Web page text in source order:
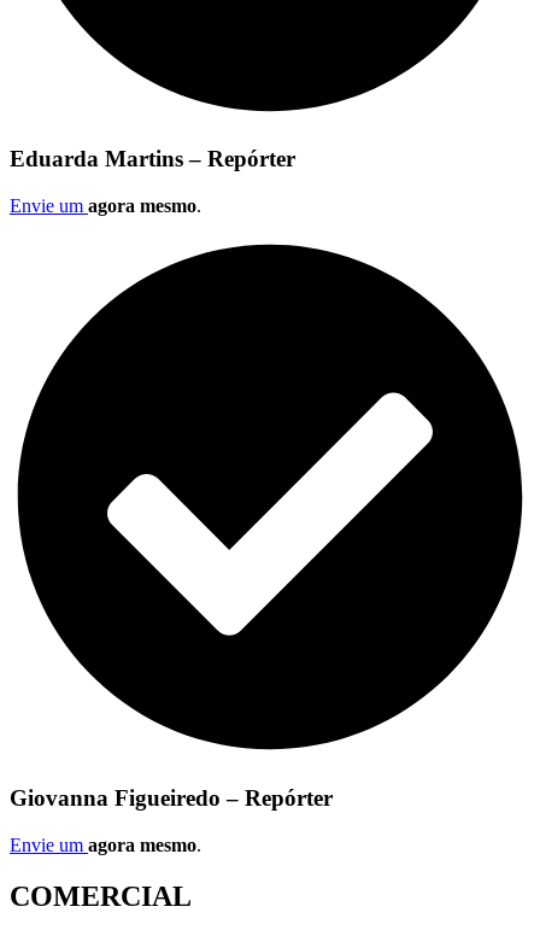
Eduarda Martins – Repórter
Envie um agora mesmo.
Giovanna Figueiredo – Repórter
Envie um agora mesmo.
COMERCIAL